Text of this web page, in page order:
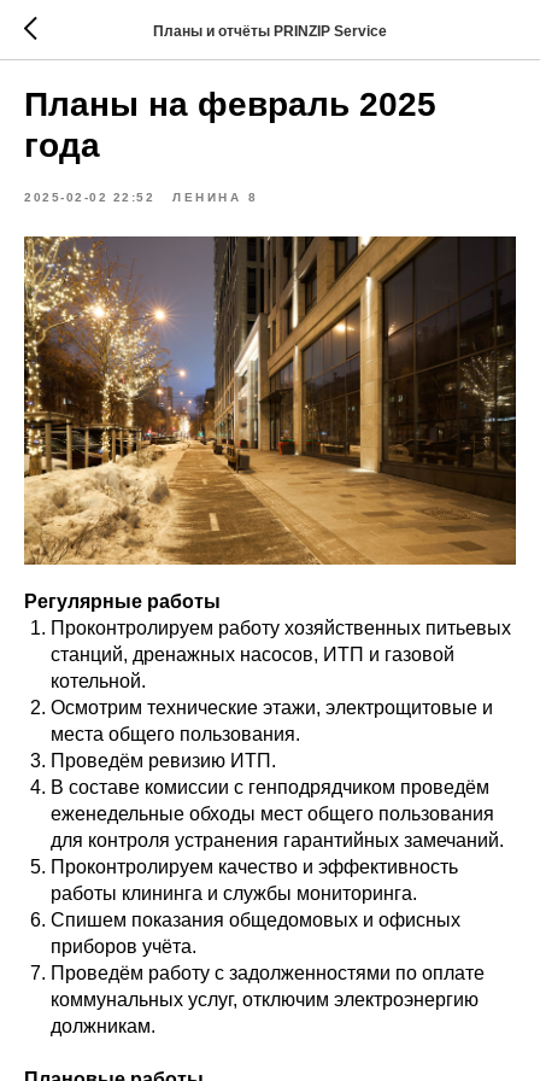
Планы и отчёты PRINZIP Service
Планы на февраль 2025
года
2025-02-02 22:52 ЛЕНИНА 8
Регулярные работы
Проконтролируем работу хозяйственных питьевых
станций, дренажных насосов, ИТП и газовой
котельной.
Осмотрим технические этажи, электрощитовые и
места общего пользования.
Проведём ревизию ИТП.
В составе комиссии с генподрядчиком проведём
еженедельные обходы мест общего пользования
для контроля устранения гарантийных замечаний.
Проконтролируем качество и эффективность
работы клининга и службы мониторинга.
Спишем показания общедомовых и офисных
приборов учёта.
Проведём работу с задолженностями по оплате
коммунальных услуг, отключим электроэнергию
должникам.